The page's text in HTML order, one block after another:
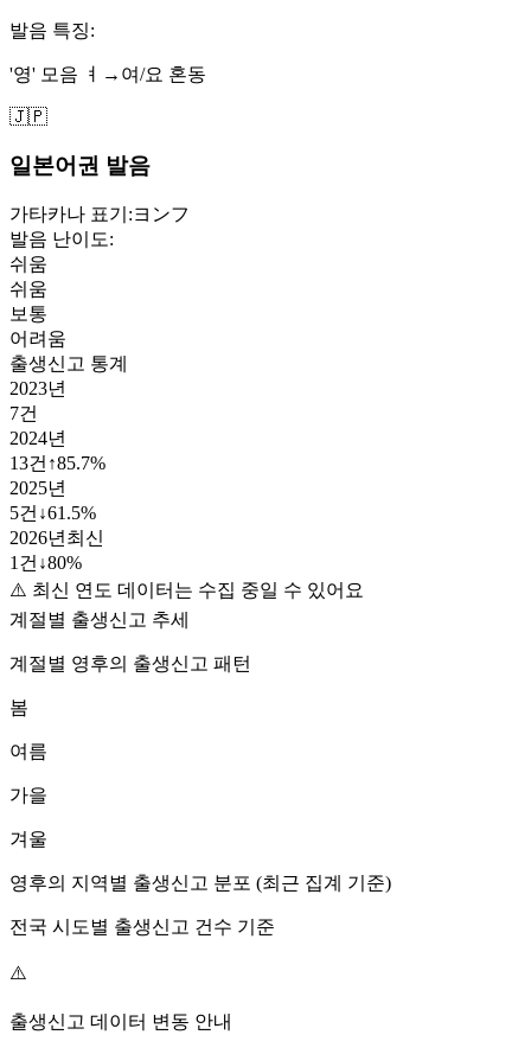
발음 특징:
'영' 모음 ㅕ→여/요 혼동
🇯🇵
일본어권 발음
가타카나 표기:ヨンフ
발음 난이도:
쉬움
쉬움
보통
어려움
출생신고 통계
2023년
7건
2024년
13건 ↑85.7%
2025년
5건 ↓61.5%
2026년 최신
1 건 ↓80%
⚠️ 최신 연도 데이터는 수집 중일 수 있어요
계절별 출생신고 추세
계절별 영후의 출생신고 패턴
봄
여름
가을
겨울
영후의 지역별 출생신고 분포 (최근 집계 기준)
전국 시도별 출생신고 건수 기준
⚠️
출생신고 데이터 변동 안내